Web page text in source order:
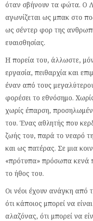
όταν σβήνουν τα φώτα. Ο
αγωνίζεται ως μπακ στο
ως σέντερ φορ της
ευαισθησίας.
Η πορεία του, άλλωστε,
εργασία, πειθαρχία και
έναν από τους
φορέσει το εθνόσημο.
χωρίς έπαρση,
του. Ένας αθλητής που
ζωής του, παρά το νεαρό
και ως πατέρας. Σε μια
«πρότυπα» πρόσωπα κενά
το ήθος του.
Οι νέοι έχουν ανάγκη από
ότι κάποιος μπορεί να
αλαζόνας, ότι μπορεί να